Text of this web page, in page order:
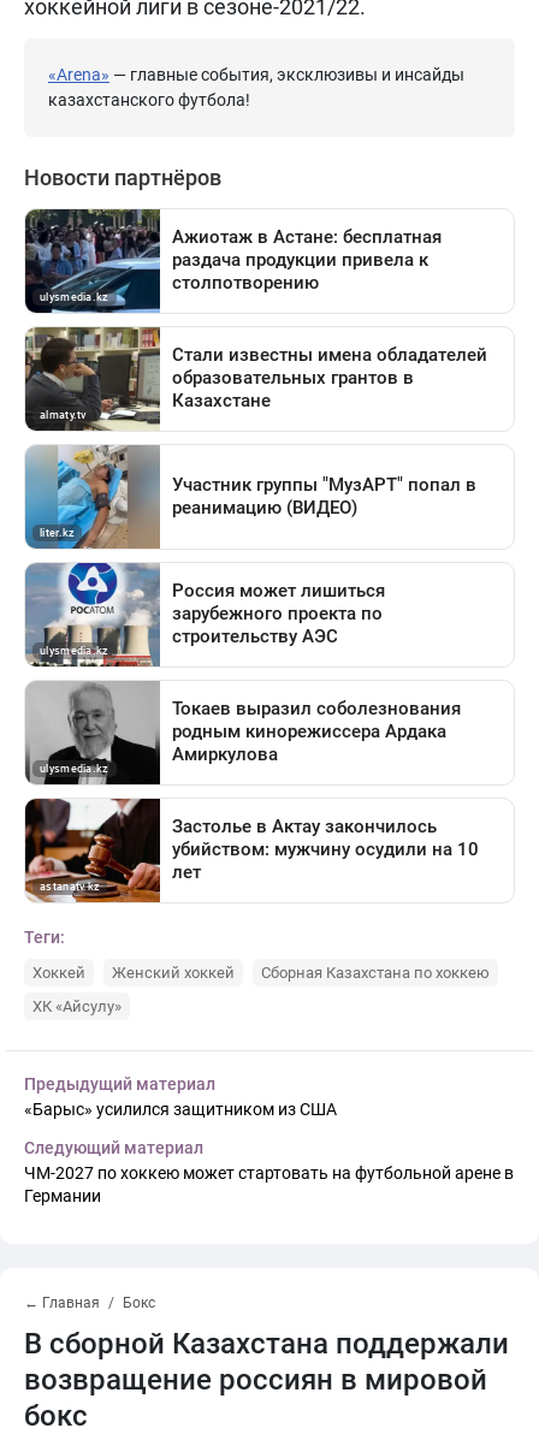
хоккейной лиги в сезоне-2021/22.
«Arena» — главные события, эксклюзивы и инсайды
казахстанского футбола!
Теги:
Хоккей Женский хоккей
Сборная Казахстана по хоккею
ХК «Айсулу»
Предыдущий материал
«Барыс» усилился защитником из США
Следующий материал
ЧМ-2027 по хоккею может стартовать на футбольной арене в
Германии
← Главная Бокс
В сборной Казахстана поддержали
возвращение россиян в мировой
бокс